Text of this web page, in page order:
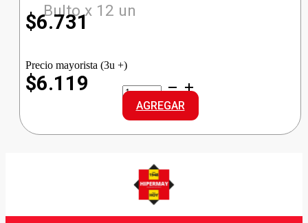
Bulto x 12 un
$6.731
Precio mayorista (3u +)
$6.119
NATURA
ACEITE
GIRASOL
cantidad
AGREGAR